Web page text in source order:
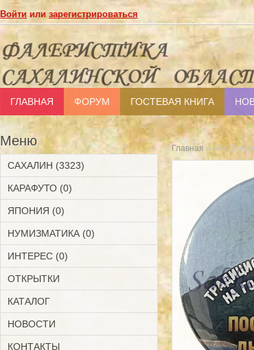
Войти илизарегистрироваться
ГЛАВНАЯ ФОРУМ ГОСТЕВАЯ КНИГА
Меню
САХАЛИН (3323)
КАРАФУТО (0)
ЯПОНИЯ (0)
НУМИЗМАТИКА (0)
ИНТЕРЕС (0)
ОТКРЫТКИ
КАТАЛОГ
НОВОСТИ
КОНТАКТЫ
Главная » XV